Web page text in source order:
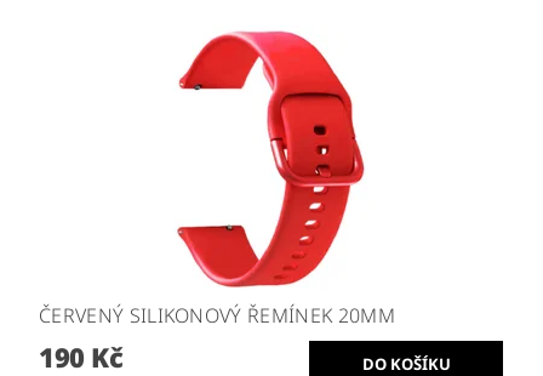
ČERVENÝ SILIKONOVÝ ŘEMÍNEK 20MM
190 Kč